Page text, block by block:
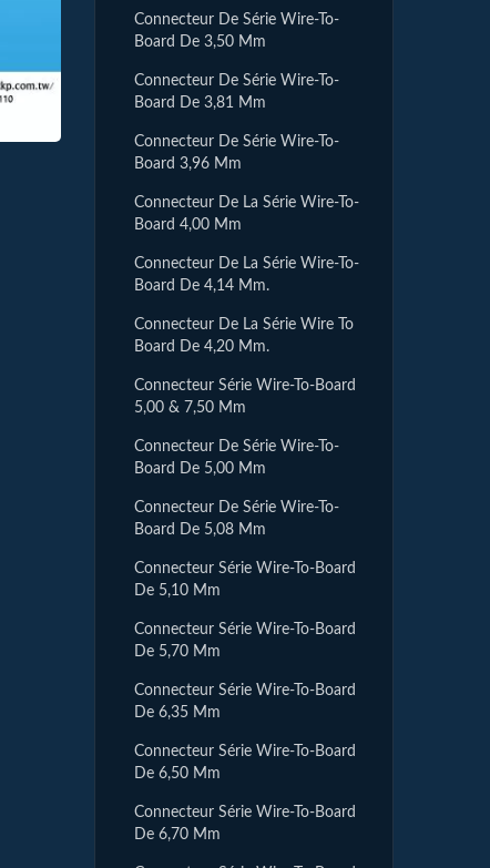
Connecteur De Série Wire-To-
Board De 3,50 Mm
Connecteur De Série Wire-To-
Board De 3,81 Mm
Connecteur De Série Wire-To-
Board 3,96 Mm
Connecteur De La Série Wire-To-
Board 4,00 Mm
Connecteur De La Série Wire-To-
Board De 4,14 Mm.
Connecteur De La Série Wire To
Board De 4,20 Mm.
Connecteur Série Wire-To-Board
5,00 & 7,50 Mm
Connecteur De Série Wire-To-
Board De 5,00 Mm
Connecteur De Série Wire-To-
Board De 5,08 Mm
Connecteur Série Wire-To-Board
De 5,10 Mm
Connecteur Série Wire-To-Board
De 5,70 Mm
Connecteur Série Wire-To-Board
De 6,35 Mm
Connecteur Série Wire-To-Board
De 6,50 Mm
Connecteur Série Wire-To-Board
De 6,70 Mm